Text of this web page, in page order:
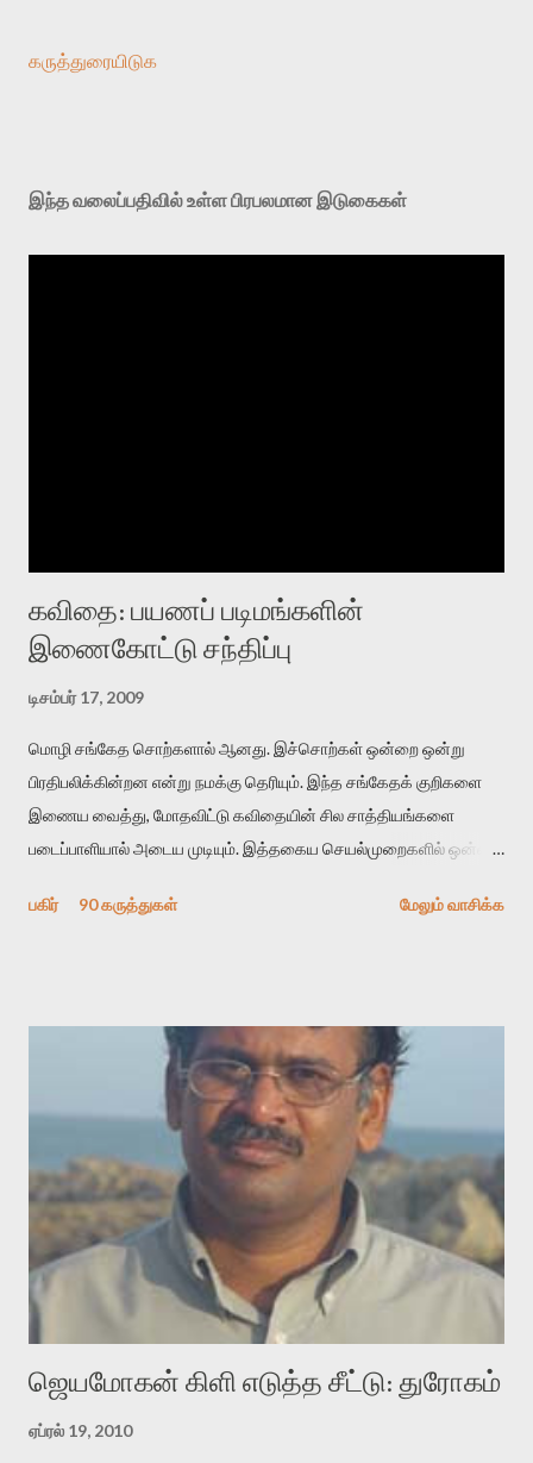
கருத்துரையிடுக
இந்த வலைப்பதிவில் உள்ள பிரபலமான இடுகைகள்
கவிதை: பயணப் படிமங்களின்
இணைகோட்டு சந்திப்பு
டிசம்பர் 17, 2009
மொழி சங்கேத சொற்களால் ஆனது. இச்சொற்கள் ஒன்றை ஒன்று
பிரதிபலிக்கின்றன என்று நமக்கு தெரியும். இந்த சங்கேதக் குறிகளை
இணைய வைத்து, மோதவிட்டு கவிதையின் சில சாத்தியங்களை
படைப்பாளியால் அடைய முடியும். இத்தகைய செயல்முறைகளில் ஒன்றை
காலத்தில் ஜாலவித்தைக்காரர்கள் வந்து போன பின் அவர்களின்
அதிகமாக்கும். கொல்லாது. ஒரு கனவை மீட்டெடுப்பதன் நோக்கம்
என்னவாக இருக்கும்? கவிதையின் அரூப இயக்கத்தை பொதுவயமாக
வடிக்க முயல்வதும் அதற்கே. கோயில் கருவறையின்
மென்வெளிச்சத்தில் நுண்பேசியின் படக்கருவியை இயக்கி சாத்தி
வைத்து விட்டு இயக்கத்தை அறிவோம். அறிதல் அபச்சாரமில்லை.
பயணப் படிமம் என்பது காக்னிடிவ் பொயடிக்ஸ் எனும் சமகால
விமர்சனத்தின் ஒரு முக்கிய கருவி. இக்கருவியை மனுஷ்யபுத்திரனின்
“காலை வணக்கங்கள்” எனும் ஒரு கவிதையில் சொருகப் போகிறோம்.
முதலில் கருவியை பழகுவோம். அன்றாட மொழியில் ஒன்று ம...
பகிர் 90 கருத்துகள் மேலும் வாசிக்க
ஜெயமோகன் கிளி எடுத்த சீட்டு: துரோகம்
ஏப்ரல் 19, 2010